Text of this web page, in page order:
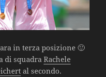
in terza posizione 🙂
di squadraRachele
al secondo.